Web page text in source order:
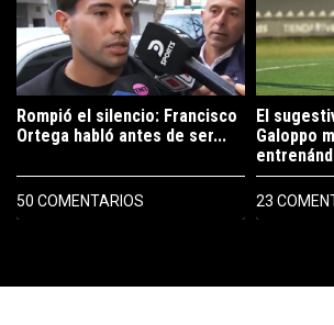
Rompió el silencio: Francisco
Ortega habló antes de ser...
50 COMENTARIOS
El
Galoppo
23